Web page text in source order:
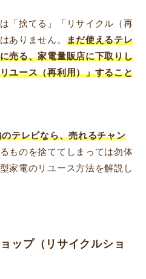
「捨てる」「リサイクル（再
ありません。 まだ使えるテレ
売る、家電量販店に下取りし
ユース（再利用）」すること
テレビなら、売れるチャン
ものを捨ててしまっては勿体
家電のリユース方法を解説し
ップ（リサイクルショ